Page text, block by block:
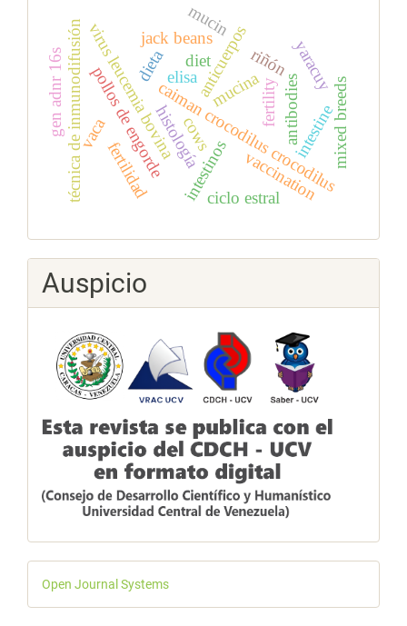
caiman crocodilus crocodilus
riñón
histología
virus leucemia bovina
técnica de inmunodifusión elisaanticuerpos
antibodies
mucina
intestinos
pollos de engorde
dieta
jack beans
mucin
intestine
diet
fertilidad
vaca
ciclo estral
fertility mixed breeds
cows
yaracuy
vaccination
gen adnr 16s
Auspicio
Desarrollado
por
Open Journal Systems